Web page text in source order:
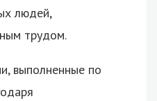
людей,
трудом.
выполненные по